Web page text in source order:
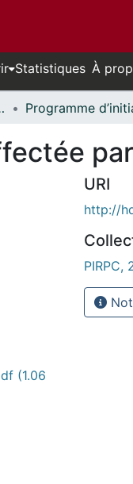
Statistiques À
V-P, Research
(1.06
URI
http://
PIRPC,